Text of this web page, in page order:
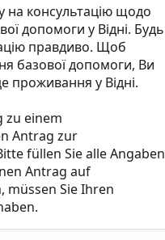
на консультацію щодо
допомоги у Відні. Будь
правдиво. Щоб
базової допомоги, Ви
проживання у Відні.
zu einem
Antrag zur
füllen Sie alle Angaben
Antrag auf
müssen Sie Ihren